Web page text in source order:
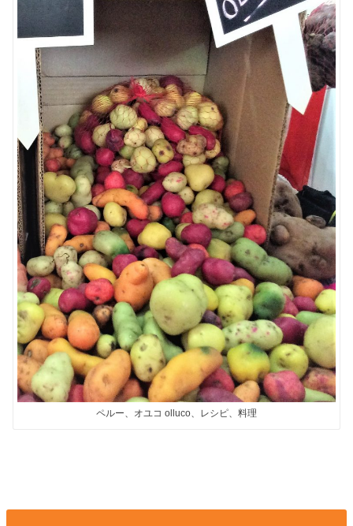
ペルー、オユコ olluco、レシピ、料理